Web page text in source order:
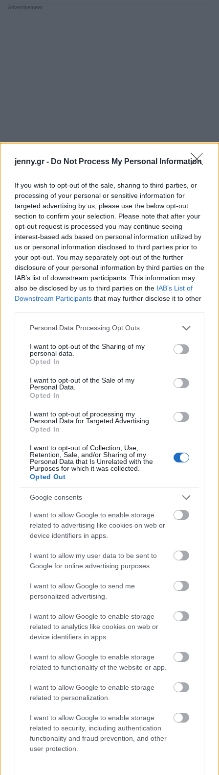
jenny.gr - Do Not Process My Personal Information
If you wish to opt-out of the sale, sharing to third parties, or
processing of your personal or sensitive information for
targeted advertising by us, please use the below opt-out
section to confirm your selection. Please note that after your
opt-out request is processed you may continue seeing
interest-based ads based on personal information utilized by
us or personal information disclosed to third parties prior to
your opt-out. You may separately opt-out of the further
disclosure of your personal information by third parties on the
IAB’s list of downstream participants. This information may
also be disclosed by us to third parties on the IAB’s List of
Downstream Participants that may further disclose it to other
Please note that this website/app uses one or more Google
not limited to your visit or usage behaviour. You may click to
grant or deny consent to Google and its third-party tags to
use your data for below specified purposes in below Google
consent section.
Personal Data Processing Opt Outs
I want to opt-out of the Sharing of my
personal data.
Opted In
I want to opt-out of the Sale of my
Personal Data.
Opted In
I want to opt-out of processing my
Personal Data for Targeted Advertising.
Opted In
I want to opt-out of Collection, Use,
Retention, Sale, and/or Sharing of my
Personal Data that Is Unrelated with the
Purposes for which it was collected.
Opted Out
Google consents
I want to allow Google to enable storage
related to advertising like cookies on web or
device identifiers in apps.
I want to allow my user data to be sent to
Google for online advertising purposes.
I want to allow Google to send me
personalized advertising.
I want to allow Google to enable storage
related to analytics like cookies on web or
device identifiers in apps.
I want to allow Google to enable storage
related to functionality of the website or app.
I want to allow Google to enable storage
related to personalization.
I want to allow Google to enable storage
related to security, including authentication
functionality and fraud prevention, and other
user protection.
«Είναι δύσκολο να αγνοήσουμε, όταν υψηλόβαθμοι
αξιωματικοίτον περιγράφουν ως “τοξικό”, ότι
οποίες συνδέεται», συνέχιζε η επιστολή.
Virginia Giuffreείναι η γυναίκα που βρήκε το
θάρρος και κυνηγά όλους τους ισχυρούς άνδρες
που την κακοποίησαν (αλλά και τις γυναίκες που
τους βοήθησαν). Υποστηρίζει ότιo Andrew τη
βίασε στα 17 της χρόνια, με τις υποδείξεις της
η οποία πρόσφατα
καταδικάστηκε για τη συμμετοχή της στο κύκλωμα
κακοποίησης ανηλίκων του Epstein.
Ο δεύτερος γιος της Βασίλισσας, ωστόσο, αρνείται
συναντά.